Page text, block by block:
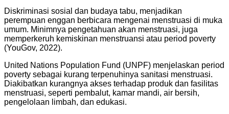
Diskriminasi sosial dan budaya tabu, menjadikan
perempuan enggan berbicara mengenai menstruasi di muka
umum. Minimnya pengetahuan akan menstruasi, juga
memperkeruh kemiskinan menstruansi atau period poverty
(YouGov, 2022).
United Nations Population Fund (UNPF) menjelaskan period
poverty sebagai kurang terpenuhinya sanitasi menstruasi.
Diakibatkan kurangnya akses terhadap produk dan fasilitas
menstruasi, seperti pembalut, kamar mandi, air bersih,
pengelolaan limbah, dan edukasi.